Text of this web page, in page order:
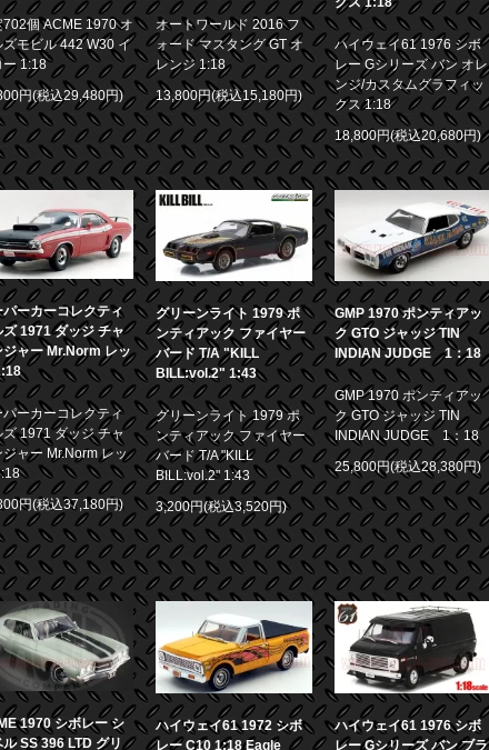
702個 ACME 1970 オ
ズモビル 442 W30 イ
ー 1:18
円(税込29,480円)
オートワールド 2016 フ
ォード マスタング GT オ
レンジ 1:18
13,800円(税込15,180円)
ハイウェイ61 1976 シボ
レー Gシリーズ バン オレ
ンジ/カスタムグラフィッ
クス 1:18
18,800円(税込20,680円)
パーカーコレクティ
ズ 1971 ダッジ チャ
ジャー Mr.Norm レッ
パーカーコレクティ
ズ 1971 ダッジ チャ
ジャー Mr.Norm レッ
円(税込37,180円)
グリーンライト 1979 ポ
ンティアック ファイヤー
バード T/A "KILL
BILL:vol.2" 1:43
グリーンライト 1979 ポ
ンティアック ファイヤー
バード T/A "KILL
BILL:vol.2" 1:43
3,200円(税込3,520円)
GMP 1970 ポンティアッ
ク GTO ジャッジ TIN
INDIAN JUDGE 1：18
GMP 1970 ポンティアッ
ク GTO ジャッジ TIN
INDIAN JUDGE 1：18
25,800円(税込28,380円)
1970 シボレー シ
ル SS 396 LTD グリ
ハイウェイ61 1972 シボ
レー C10 1:18 Eagle
ハイウェイ61 1976 シボ
レー Gシリーズ バン ブラ